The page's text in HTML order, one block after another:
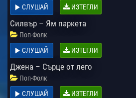
СЛУШАЙ
ИЗТЕГЛИ
Силвър – Ям паркета
Поп-Фолк
СЛУШАЙ
ИЗТЕГЛИ
Джена – Сърце от лего
Поп-Фолк
СЛУШАЙ
ИЗТЕГЛИ